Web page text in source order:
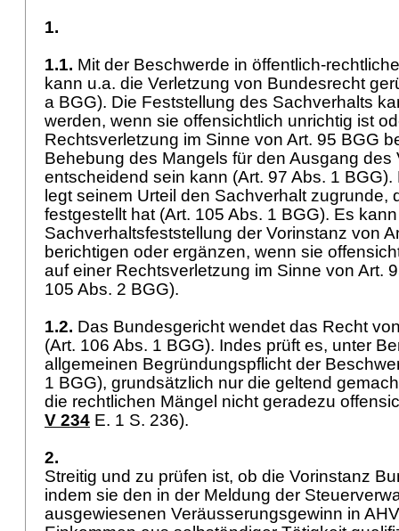
1.
1.1. Mit der Beschwerde in öffentlich-
kann u.a. die Verletzung von Bundesrecht
a BGG). Die Feststellung des Sachverhalts
werden, wenn sie offensichtlich unrichtig ist
Rechtsverletzung im Sinne von Art. 95 BGG
Behebung des Mangels für den Ausgang des
entscheidend sein kann (Art. 97 Abs. 1 BGG).
legt seinem Urteil den Sachverhalt zugrunde,
festgestellt hat (Art. 105 Abs. 1 BGG). Es
Sachverhaltsfeststellung der Vorinstanz von
berichtigen oder ergänzen, wenn sie
auf einer Rechtsverletzung im Sinne von Art.
105 Abs. 2 BGG).
1.2. Das Bundesgericht wendet das Recht
(Art. 106 Abs. 1 BGG). Indes prüft es, unter
allgemeinen Begründungspflicht der
1 BGG), grundsätzlich nur die geltend
die rechtlichen Mängel nicht geradezu
V 234 E. 1 S. 236).
2.
Streitig und zu prüfen ist, ob die Vorinstanz
indem sie den in der Meldung der
ausgewiesenen Veräusserungsgewinn in